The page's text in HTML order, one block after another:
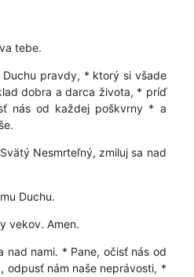
tebe.
Duchu pravdy, * ktorý si všade
dobra a darca života, * príď
nás od každej poškvrny * a
Nesmrteľný, zmiluj sa nad
Duchu.
vekov. Amen.
nad nami. * Pane, očisť nás od
odpusť nám naše neprávosti, *